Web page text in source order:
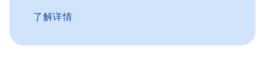
了解详情